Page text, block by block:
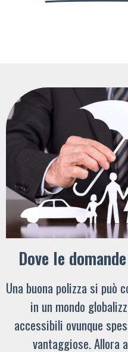
Dove le
Una buona polizza si può
in un mondo
accessibili ovunque
vantaggiose. Allora